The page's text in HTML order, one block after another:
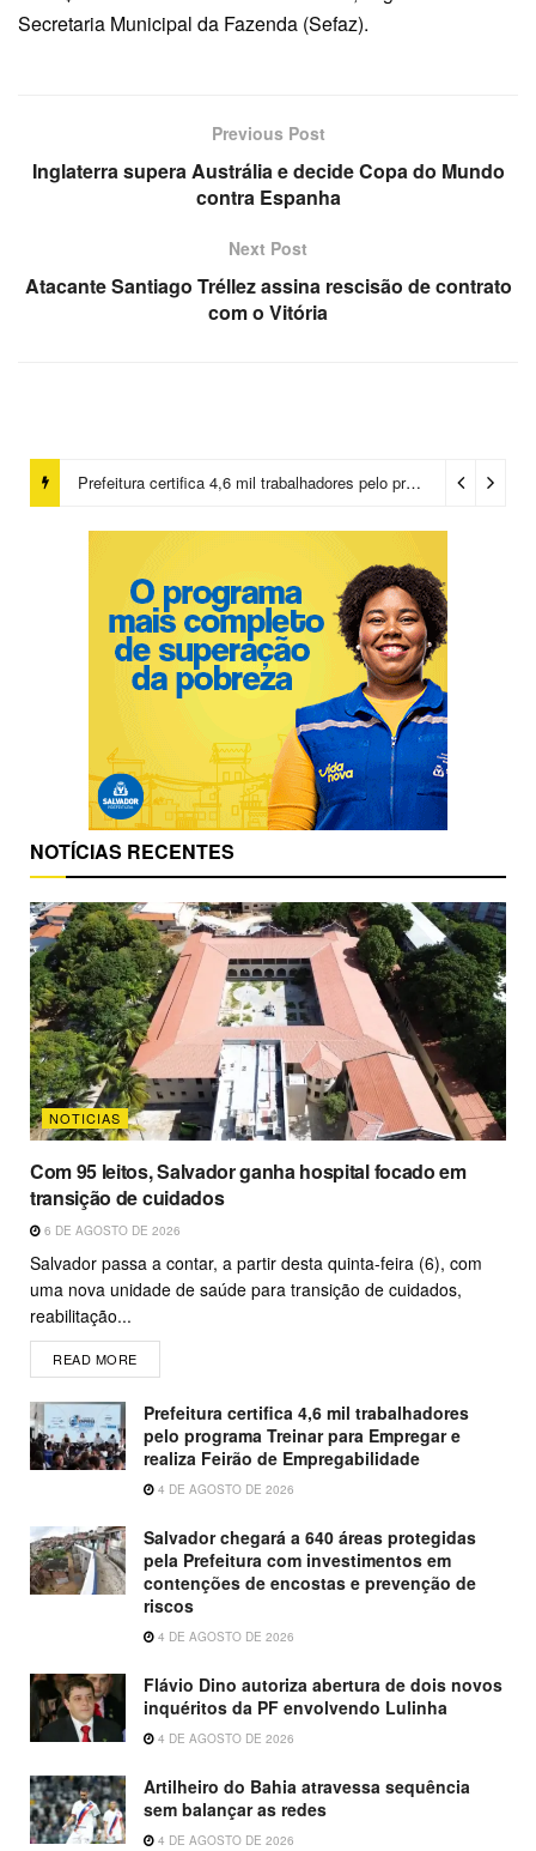
Secretaria Municipal da Fazenda (Sefaz).
Previous Post
Inglaterra supera Austrália e decide Copa do Mundo
contra Espanha
Next Post
Atacante Santiago Tréllez assina rescisão de contrato
com o Vitória
Prefeitura certifica 4,6 mil trabalhadores pelo programa Treinar para Empregar e realiza Feirão de Empregabilidade
NOTÍCIAS RECENTES
NOTICIAS
Com 95 leitos, Salvador ganha hospital focado em
transição de cuidados
6 DE AGOSTO DE 2026
Salvador passa a contar, a partir desta quinta-feira (6), com
uma nova unidade de saúde para transição de cuidados,
reabilitação...
READ MORE
Prefeitura certifica 4,6 mil trabalhadores
pelo programa Treinar para Empregar e
realiza Feirão de Empregabilidade
4 DE AGOSTO DE 2026
Salvador chegará a 640 áreas protegidas
pela Prefeitura com investimentos em
contenções de encostas e prevenção de
riscos
4 DE AGOSTO DE 2026
Flávio Dino autoriza abertura de dois novos
inquéritos da PF envolvendo Lulinha
4 DE AGOSTO DE 2026
Artilheiro do Bahia atravessa sequência
sem balançar as redes
4 DE AGOSTO DE 2026